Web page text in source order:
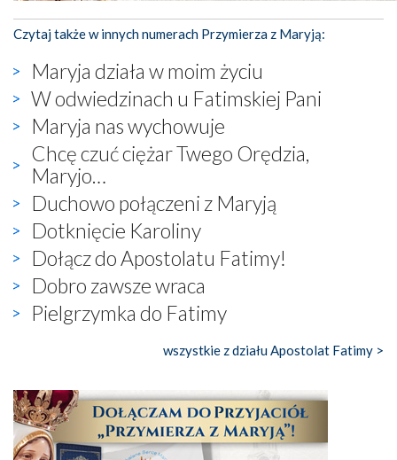
Czytaj także w innych numerach Przymierza z Maryją:
Maryja działa w moim życiu
W odwiedzinach u Fatimskiej Pani
Maryja nas wychowuje
Chcę czuć ciężar Twego Orędzia,
Maryjo…
Duchowo połączeni z Maryją
Dotknięcie Karoliny
Dołącz do Apostolatu Fatimy!
Dobro zawsze wraca
Pielgrzymka do Fatimy
wszystkie z działu Apostolat Fatimy >